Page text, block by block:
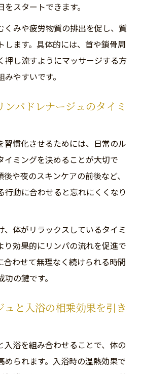
スタートできます。
くみや疲労物質の排出を促し、質
します。具体的には、首や鎖骨周
押し流すようにマッサージする方
やすいです。
パドレナージュのタイミ
習慣化させるためには、日常のル
イミングを決めることが大切で
や夜のスキンケアの前後など、
行動に合わせると忘れにくくなり
、体がリラックスしているタイミ
り効果的にリンパの流れを促進で
合わせて無理なく続けられる時間
の鍵です。
ュと入浴の相乗効果を引き
入浴を組み合わせることで、体の
められます。入浴時の温熱効果で